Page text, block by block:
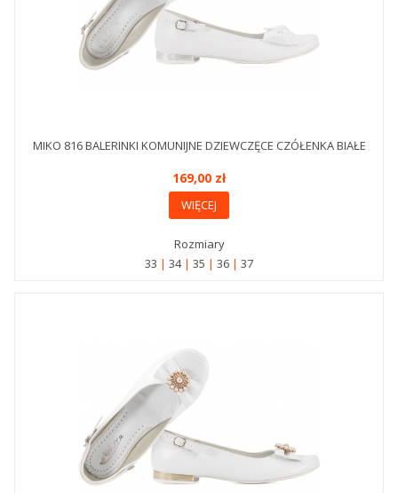
MIKO 816 BALERINKI KOMUNIJNE DZIEWCZĘCE CZÓŁENKA BIAŁE
169,00 zł
WIĘCEJ
Rozmiary
33
34 35 36 37